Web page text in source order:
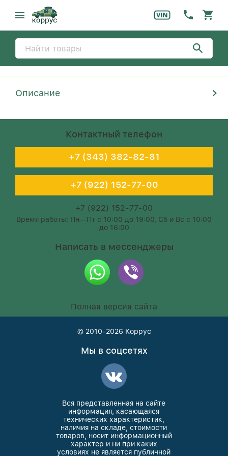
Описание
Контактный телефон
+7 (343) 382-82-81
+7 (922) 152-77-00
+7 (922) 152-77-00
Время работы: Пн—Пт с 10:00 до 19:00, Сб и Вс с 10:00
до 16:00
Написать в мессенджеры
Полная версия сайта
© 2010-2026 Коррус
Мы в соцсетях
Вся представленная на сайте
информация, касающаяся
технических характеристик,
наличия на складе, стоимости
товаров, носит информационный
характер и ни при каких
условиях не является публичной